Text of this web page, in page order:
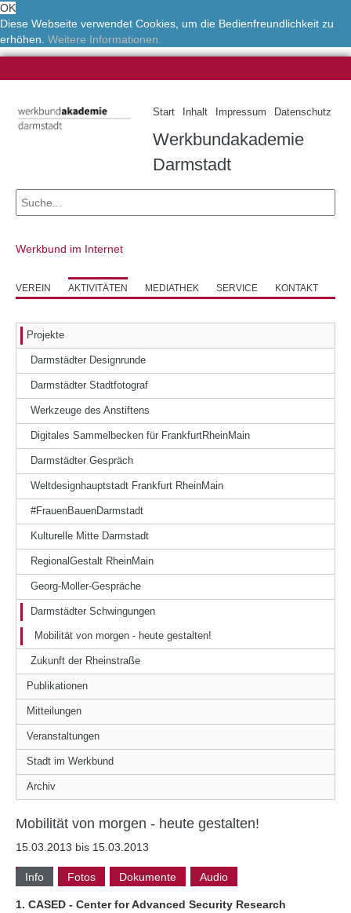
OK
Diese Webseite verwendet Cookies, um die Bedienfreundlichkeit zu
erhöhen. Weitere Informationen.
Start Inhalt Impressum Datenschutz
Werkbundakademie
Darmstadt
Werkbund im Internet
VEREIN AKTIVITÄTEN MEDIATHEK SERVICE KONTAKT
Projekte
Darmstädter Designrunde
Darmstädter Stadtfotograf
Werkzeuge des Anstiftens
Digitales Sammelbecken für FrankfurtRheinMain
Darmstädter Gespräch
Weltdesignhauptstadt Frankfurt RheinMain
#FrauenBauenDarmstadt
Kulturelle Mitte Darmstadt
RegionalGestalt RheinMain
Georg-Moller-Gespräche
Darmstädter Schwingungen
Mobilität von morgen - heute gestalten!
Zukunft der Rheinstraße
Publikationen
Mitteilungen
Veranstaltungen
Stadt im Werkbund
Archiv
Mobilität von morgen - heute gestalten!
15.03.2013 bis 15.03.2013
Info Fotos Dokumente Audio
1. CASED - Center for Advanced Security Research